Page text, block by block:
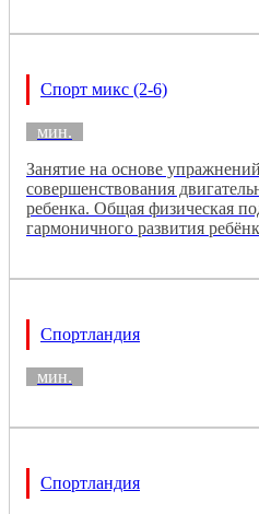
Спорт микс (2-6)
мин.
Занятие на основе
совершенствования
ребенка. Общая физическая
гармоничного развития
Спортландия
мин.
Спортландия